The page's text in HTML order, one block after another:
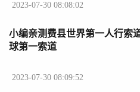
2023-07-30 08:08:02
小编亲测费县世界第一人行索
球第一索道
2023-07-30 08:09:52